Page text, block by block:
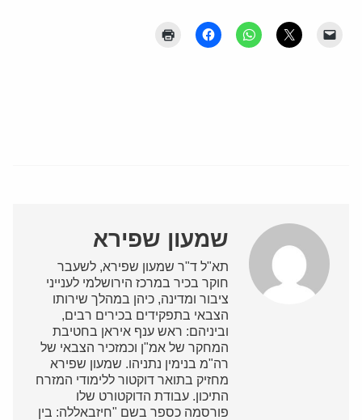
שמעון שפירא
תא"ל ד"ר שמעון שפירא, לשעבר
חוקר בכיר במרכז הירושלמי לענייני
ציבור ומדינה, כיהן במהלך שירותו
הצבאי בתפקידים בכירים רבים,
וביניהם: ראש ענף איראן בחטיבת
המחקר של אמ"ן וכמזכיר הצבאי של
רה"מ בנימין נתניהו. שמעון שפירא
מחזיק בתואר דוקטור ללימודי המזרח
התיכון. עבודת הדוקטורט שלו
פורסמה כספר בשם "חיזבאללה: בין